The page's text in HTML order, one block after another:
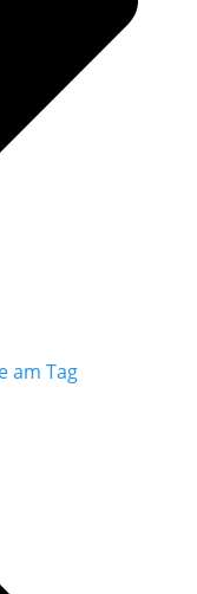
am Tag